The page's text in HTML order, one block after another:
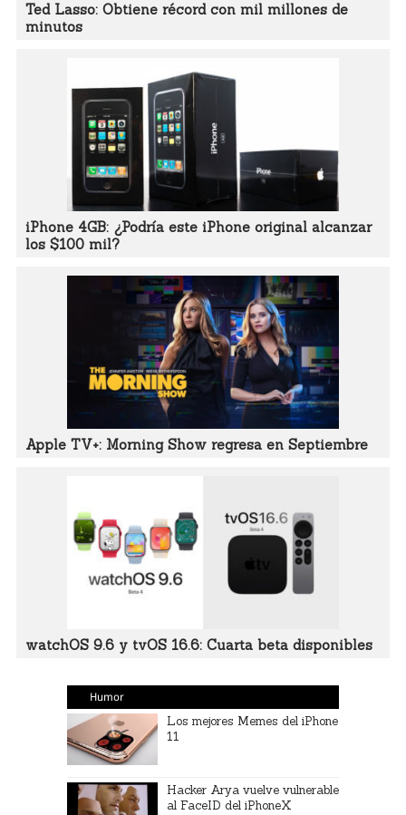
Ted Lasso: Obtiene récord con mil millones de
minutos
iPhone 4GB: ¿Podría este iPhone original alcanzar
los $100 mil?
Apple TV+: Morning Show regresa en Septiembre
watchOS 9.6 y tvOS 16.6: Cuarta beta disponibles
Humor
Los mejores Memes del iPhone
11
Hacker Arya vuelve vulnerable
al FaceID del iPhoneX